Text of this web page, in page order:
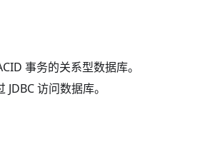
事务的关系型数据库。
JDBC 访问数据库。